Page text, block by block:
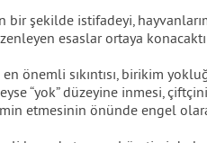
şekilde istifadeyi,
esaslar ortaya
önemli sıkıntısı, birikim
“yok” düzeyine inmesi,
etmesinin önünde engel